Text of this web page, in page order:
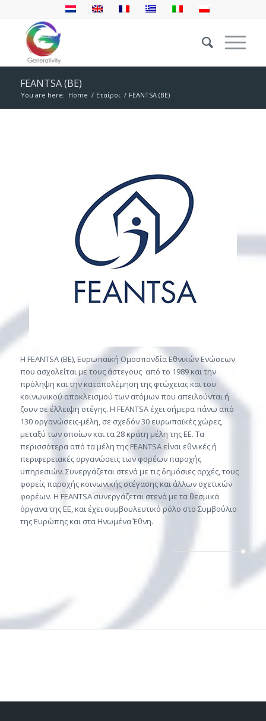
FEANTSA (BE)
You are here: Home / Εταίροι / FEANTSA (BE)
Η FEANTSA (BE), Ευρωπαϊκή Ομοσπονδία Εθνικών Ενώσεων
που ασχολείται με τους άστεγους από το 1989 και την
πρόληψη και την καταπολέμηση της φτώχειας και του
κοινωνικού αποκλεισμού των ατόμων που απειλούνται ή
ζουν σε έλλειψη στέγης. Η FEANTSA έχει σήμερα πάνω από
130 οργανώσεις-μέλη, σε σχεδόν 30 ευρωπαϊκές χώρες,
μεταξύ των οποίων και τα 28 κράτη μέλη της ΕΕ. Τα
περισσότερα από τα μέλη της FEANTSA είναι εθνικές ή
περιφερειακές οργανώσεις των φορέων παροχής
υπηρεσιών. Συνεργάζεται στενά με τις δημόσιες αρχές, τους
φορείς παροχής κοινωνικής στέγασης και άλλων σχετικών
φορέων. Η FEANTSA συνεργάζεται στενά με τα θεσμικά
όργανα της ΕΕ, και έχει συμβουλευτικό ρόλο στο Συμβούλιο
της Ευρώπης και στα Ηνωμένα Έθνη.